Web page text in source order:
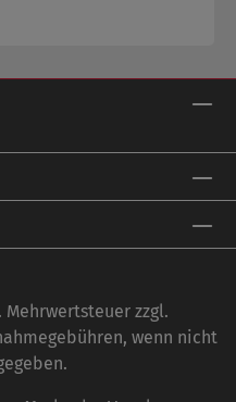
zzgl.
wenn nicht